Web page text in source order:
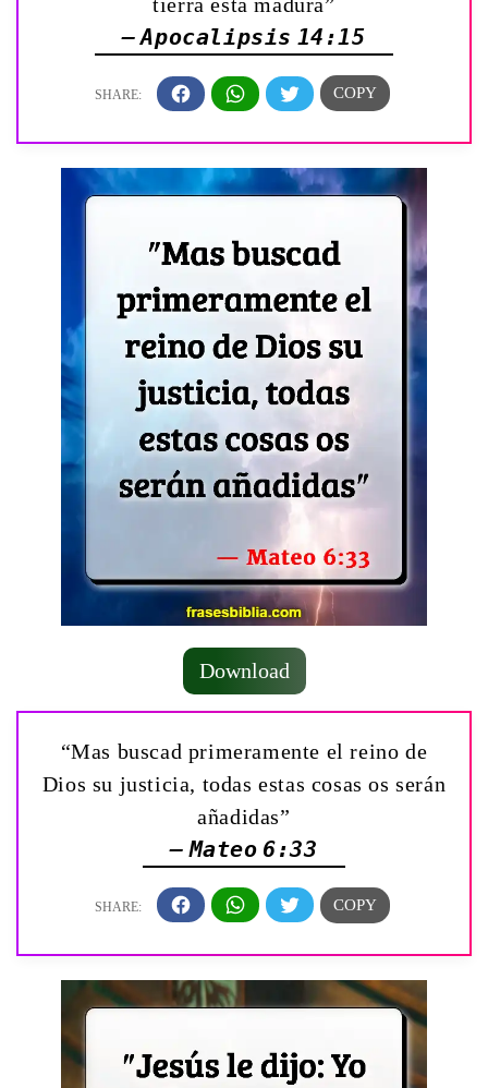
— Apocalipsis 14:15
Download
“Mas buscad primeramente el reino de
Dios su justicia, todas estas cosas os serán
añadidas”
— Mateo 6:33